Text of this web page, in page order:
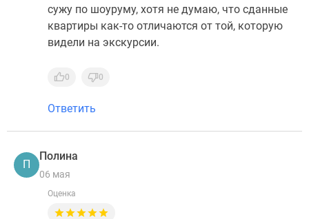
сужу по шоуруму, хотя не думаю, что сданные
квартиры как-то отличаются от той, которую
видели на экскурсии.
0 0
Ответить
П
Полина
06 мая
Оценка